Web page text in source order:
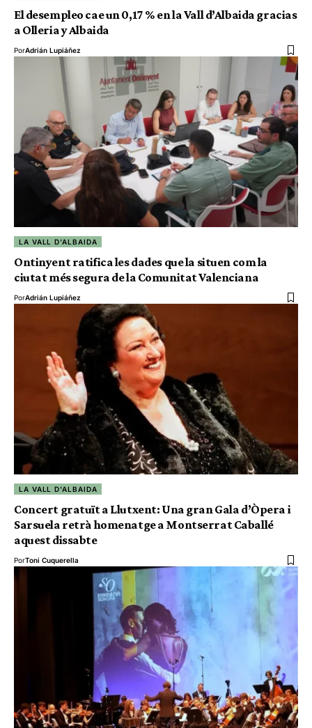
El desempleo cae un 0,17 % en la Vall d’Albaida gracias
a Olleria y Albaida
PorAdrián Lupiáñez
LA VALL D'ALBAIDA
Ontinyent ratifica les dades que la situen com la
ciutat més segura de la Comunitat Valenciana
PorAdrián Lupiáñez
LA VALL D'ALBAIDA
Concert gratuït a Llutxent: Una gran Gala d’Òpera i
Sarsuela retrà homenatge a Montserrat Caballé
aquest dissabte
PorToni Cuquerella